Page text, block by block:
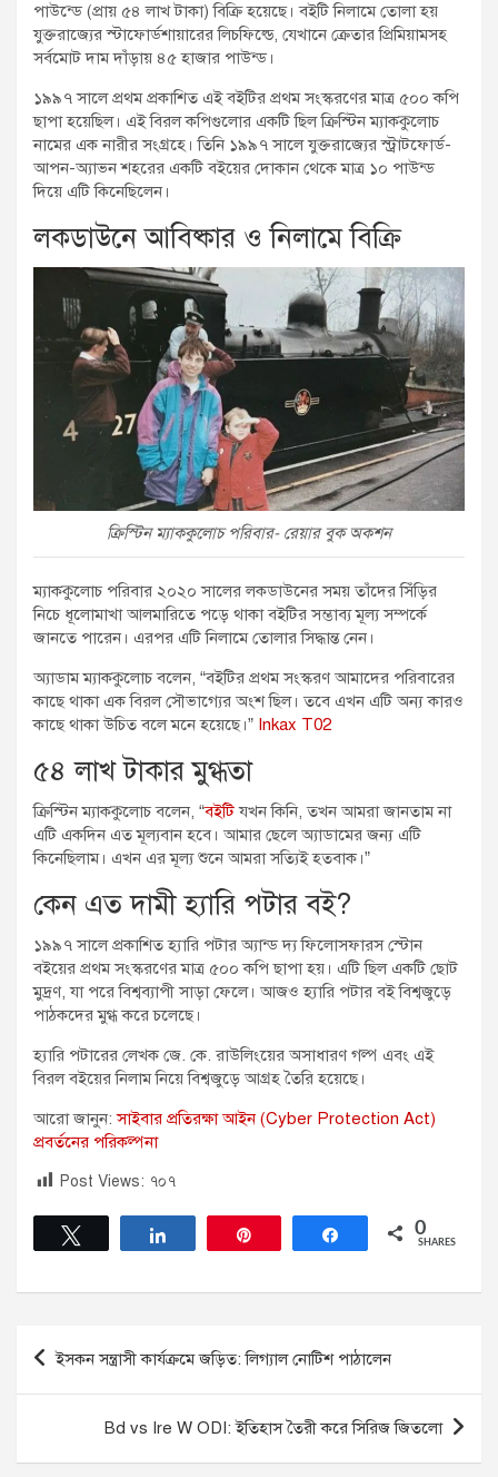
পাউন্ডে (প্রায় ৫৪ লাখ টাকা) বিক্রি হয়েছে। বইটি নিলামে তোলা হয়
যুক্তরাজ্যের স্টাফোর্ডশায়ারের লিচফিল্ডে, যেখানে ক্রেতার প্রিমিয়ামসহ
সর্বমোট দাম দাঁড়ায় ৪৫ হাজার পাউন্ড।
১৯৯৭ সালে প্রথম প্রকাশিত এই বইটির প্রথম সংস্করণের মাত্র ৫০০ কপি
ছাপা হয়েছিল। এই বিরল কপিগুলোর একটি ছিল ক্রিস্টিন ম্যাককুলোচ
নামের এক নারীর সংগ্রহে। তিনি ১৯৯৭ সালে যুক্তরাজ্যের স্ট্রাটফোর্ড-
আপন-অ্যাভন শহরের একটি বইয়ের দোকান থেকে মাত্র ১০ পাউন্ড
দিয়ে এটি কিনেছিলেন।
লকডাউনে আবিষ্কার ও নিলামে বিক্রি
ক্রিস্টিন ম্যাককুলোচ পরিবার- রেয়ার বুক অকশন
ম্যাককুলোচ পরিবার ২০২০ সালের লকডাউনের সময় তাঁদের সিঁড়ির
নিচে ধূলোমাখা আলমারিতে পড়ে থাকা বইটির সম্ভাব্য মূল্য সম্পর্কে
জানতে পারেন। এরপর এটি নিলামে তোলার সিদ্ধান্ত নেন।
অ্যাডাম ম্যাককুলোচ বলেন, “বইটির প্রথম সংস্করণ আমাদের পরিবারের
কাছে থাকা এক বিরল সৌভাগ্যের অংশ ছিল। তবে এখন এটি অন্য কারও
কাছে থাকা উচিত বলে মনে হয়েছে।” Inkax T02
৫৪ লাখ টাকার মুগ্ধতা
ক্রিস্টিন ম্যাককুলোচ বলেন, “বইটিযখন কিনি, তখন আমরা জানতাম না
এটি একদিন এত মূল্যবান হবে। আমার ছেলে অ্যাডামের জন্য এটি
কিনেছিলাম। এখন এর মূল্য শুনে আমরা সত্যিই হতবাক।”
কেন এত দামী হ্যারি পটার বই?
১৯৯৭ সালে প্রকাশিত হ্যারি পটার অ্যান্ড দ্য ফিলোসফারস স্টোন
বইয়ের প্রথম সংস্করণের মাত্র ৫০০ কপি ছাপা হয়। এটি ছিল একটি ছোট
মুদ্রণ, যা পরে বিশ্বব্যাপী সাড়া ফেলে। আজও হ্যারি পটার বই বিশ্বজুড়ে
পাঠকদের মুগ্ধ করে চলেছে।
হ্যারি পটারের লেখক জে. কে. রাউলিংয়ের অসাধারণ গল্প এবং এই
বিরল বইয়ের নিলাম নিয়ে বিশ্বজুড়ে আগ্রহ তৈরি হয়েছে।
আরো জানুন:সাইবার প্রতিরক্ষা আইন (Cyber Protection Act)
প্রবর্তনের পরিকল্পনা
Post Views: ৭০৭
Share 0
SHARES
Post
navigation
ইসকন সন্ত্রাসী কার্যক্রমে জড়িত: লিগ্যাল নোটিশ পাঠালেন
Bd vs Ire W ODI: ইতিহাস তৈরী করে সিরিজ জিতলো